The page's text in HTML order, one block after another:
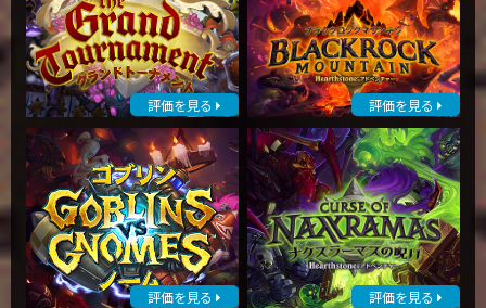
評価を見る 評価を見る
評価を見る 評価を見る